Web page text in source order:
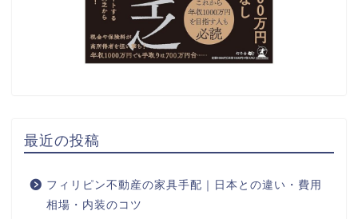
最近の投稿
フィリピン不動産の家具手配｜日本との違い・費用
相場・内装のコツ